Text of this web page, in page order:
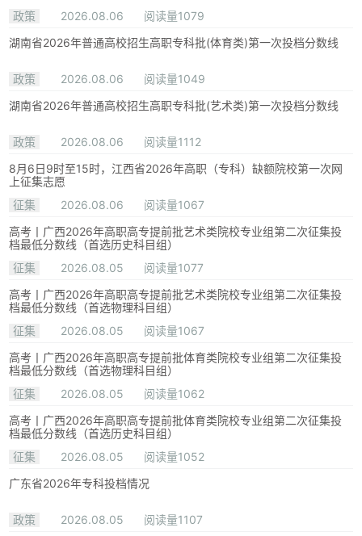
政策
2026.08.06
阅读量1079
湖南省2026年普通高校招生高职专科批(体育类)第一次投档分数线
政策 2026.08.06
阅读量1049
湖南省2026年普通高校招生高职专科批(艺术类)第一次投档分数线
政策 2026.08.06
阅读量1112
8月6日9时至15时，江西省2026年高职（专科）缺额院校第一次网
上征集志愿
征集
2026.08.06
阅读量1067
高考丨广西2026年高职高专提前批艺术类院校专业组第二次征集投
档最低分数线（首选历史科目组）
征集
2026.08.05
阅读量1077
高考丨广西2026年高职高专提前批艺术类院校专业组第二次征集投
档最低分数线（首选物理科目组）
征集
2026.08.05
阅读量1067
高考丨广西2026年高职高专提前批体育类院校专业组第二次征集投
档最低分数线（首选物理科目组）
征集
2026.08.05
阅读量1062
高考丨广西2026年高职高专提前批体育类院校专业组第二次征集投
档最低分数线（首选历史科目组）
征集
2026.08.05
阅读量1052
广东省2026年专科投档情况
政策 2026.08.05 阅读量1107